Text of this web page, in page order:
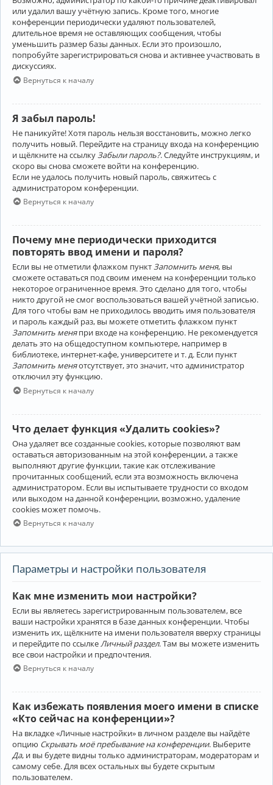
или удалил вашу учётную запись. Кроме того, многие
конференции периодически удаляют пользователей,
длительное время не оставляющих сообщения, чтобы
уменьшить размер базы данных. Если это произошло,
попробуйте зарегистрироваться снова и активнее участвовать в
дискуссиях.
Вернуться к началу
Я забыл пароль!
Не паникуйте! Хотя пароль нельзя восстановить, можно легко
получить новый. Перейдите на страницу входа на конференцию
и щёлкните на ссылку Забыли пароль?. Следуйте инструкциям, и
скоро вы снова сможете войти на конференцию.
Если не удалось получить новый пароль, свяжитесь с
администратором конференции.
Вернуться к началу
Почему мне периодически приходится
повторять ввод имени и пароля?
Если вы не отметили флажком пунктЗапомнить меня, вы
сможете оставаться под своим именем на конференции только
некоторое ограниченное время. Это сделано для того, чтобы
никто другой не смог воспользоваться вашей учётной записью.
Для того чтобы вам не приходилось вводить имя пользователя
и пароль каждый раз, вы можете отметить флажком пункт
Запомнить меняпри входе на конференцию. Не рекомендуется
делать это на общедоступном компьютере, например в
библиотеке, интернет-кафе, университете и т. д. Если пункт
Запомнить меняотсутствует, это значит, что администратор
отключил эту функцию.
Вернуться к началу
Что делает функция «Удалить cookies»?
Она удаляет все созданные cookies, которые позволяют вам
оставаться авторизованным на этой конференции, а также
выполняют другие функции, такие как отслеживание
прочитанных сообщений, если эта возможность включена
администратором. Если вы испытываете трудности со входом
или выходом на данной конференции, возможно, удаление
cookies может помочь.
Вернуться к началу
Параметры и настройки пользователя
Как мне изменить мои настройки?
Если вы являетесь зарегистрированным пользователем, все
ваши настройки хранятся в базе данных конференции. Чтобы
изменить их, щёлкните на имени пользователя вверху страницы
и перейдите по ссылке Личный раздел. Там вы можете изменить
все свои настройки и предпочтения.
Вернуться к началу
Как избежать появления моего имени в списке
«Кто сейчас на конференции»?
На вкладке «Личные настройки» в личном разделе вы найдёте
опцию Скрывать моё пребывание на конференции. Выберите
Да, и вы будете видны только администраторам, модераторам и
самому себе. Для всех остальных вы будете скрытым
пользователем.